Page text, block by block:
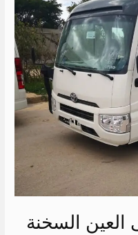
العين السخنة